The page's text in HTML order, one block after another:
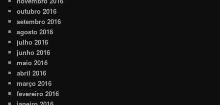
outubro 2016
setembro 2016
agosto 2016
julho 2016
junho 2016
maio 2016
abril 2016
março 2016
fevereiro 2016